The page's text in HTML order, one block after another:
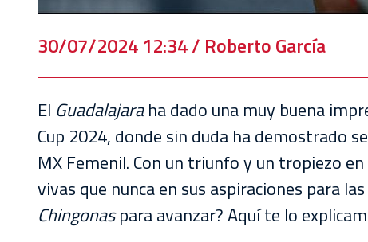
TIENDA
CHIVAS
CHIVASTV
ESTADIO
AKRON
TOUR
ESTADIO
AKRON
30/07/2024 12:34 / Roberto García
El Guadalajaraha dado una muy buena
Cup 2024, donde sin duda ha demostrado
MX Femenil. Con un triunfo y un tropiezo
vivas que nunca en sus aspiraciones para
Chingonaspara avanzar? Aquí te lo